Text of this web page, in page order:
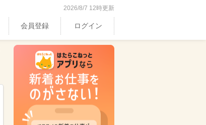
2026/8/7 12時更新
会員登録 ログイン